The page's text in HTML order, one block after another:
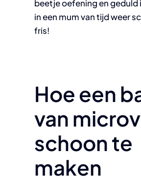
beetje oefening en geduld
in een mum van tijd weer
fris!
Hoe een
van
schoon te
maken